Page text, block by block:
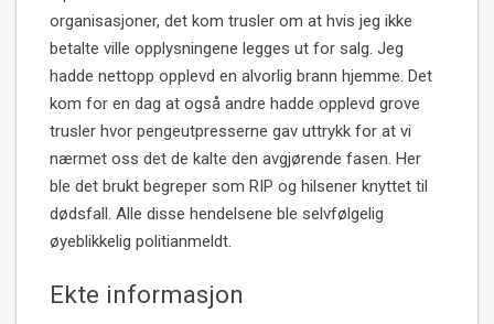
organisasjoner, det kom trusler om at hvis jeg ikke
betalte ville opplysningene legges ut for salg. Jeg
hadde nettopp opplevd en alvorlig brann hjemme. Det
kom for en dag at også andre hadde opplevd grove
trusler hvor pengeutpresserne gav uttrykk for at vi
nærmet oss det de kalte den avgjørende fasen. Her
ble det brukt begreper som RIP og hilsener knyttet til
dødsfall. Alle disse hendelsene ble selvfølgelig
øyeblikkelig politianmeldt.
Ekte informasjon